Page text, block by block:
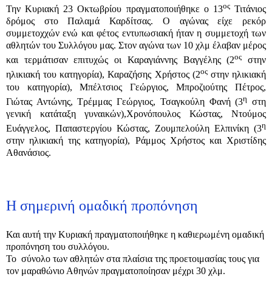
Την Κυριακή 23 Οκτωβρίου πραγματοποιήθηκε ο 13οςΤιτάνιος
δρόμος στο Παλαμά Καρδίτσας. Ο αγώνας είχε ρεκόρ
συμμετοχχών ενώ και φέτος εντυπωσιακή ήταν η συμμετοχή των
αθλητών του Συλλόγου μας. Στον αγώνα των 10 χλμ έλαβαν μέρος
και τερμάτισαν επιτυχώς οι Καραγιάννης Βαγγέλης (2ος στην
ηλικιακή του κατηγορία), Καραζήσης Χρήστος (2οςστην ηλικιακή
του κατηγορία), Μπέλτσιος Γεώργιος, Μπροζιούτης Πέτρος,
Γιώτας Αντώνης, Τρέμμας Γεώργιος, Τσαγκούλη Φανή (3η στη
γενική κατάταξη γυναικών),Χρονόπουλος Κώστας, Ντούμος
Ευάγγελος, Παπαστεργίου Κώστας, Ζουμπελούλη Ελπινίκη (3η
στην ηλικιακή της κατηγορία), Ράμμος Χρήστος και Χριστίδης
Αθανάσιος.
Η σημερινή ομαδική προπόνηση
Και αυτή την Κυριακή πραγματοποιήθηκε η καθιερωμένη ομαδική
προπόνηση του συλλόγου.
Το σύνολο των αθλητών στα πλαίσια της προετοιμασίας τους για
τον μαραθώνιο Αθηνών πραγματοποίησαν μέχρι 30 χλμ.